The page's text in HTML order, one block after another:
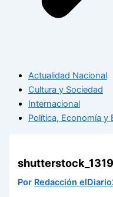
Actualidad Nacional
Cultura y Sociedad
Internacional
Política, Economía y
Por Redacción